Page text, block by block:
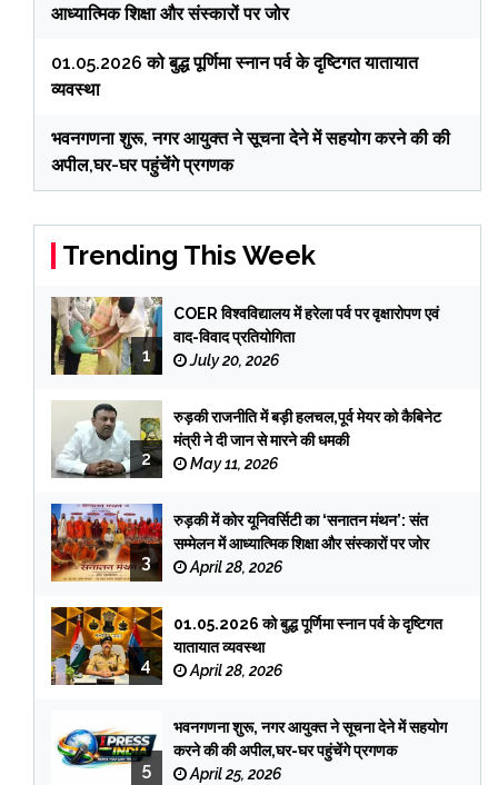
आध्यात्मिक शिक्षा और संस्कारों पर जोर
01.05.2026 को बुद्ध पूर्णिमा स्नान पर्व के दृष्टिगत यातायात
व्यवस्था
भवनगणना शुरू, नगर आयुक्त ने सूचना देने में सहयोग करने की की
अपील,घर-घर पहुंचेंगे प्रगणक
Trending This Week
1
COER विश्वविद्यालय में हरेला पर्व पर वृक्षारोपण एवं
वाद-विवाद प्रतियोगिता
July 20, 2026
2
रुड़की राजनीति में बड़ी हलचल,पूर्व मेयर को कैबिनेट
मंत्री ने दी जान से मारने की धमकी
May 11, 2026
3
रुड़की में कोर यूनिवर्सिटी का ‘सनातन मंथन’: संत
सम्मेलन में आध्यात्मिक शिक्षा और संस्कारों पर जोर
April 28, 2026
4
01.05.2026 को बुद्ध पूर्णिमा स्नान पर्व के दृष्टिगत
यातायात व्यवस्था
April 28, 2026
5
भवनगणना शुरू, नगर आयुक्त ने सूचना देने में सहयोग
करने की की अपील,घर-घर पहुंचेंगे प्रगणक
April 25, 2026